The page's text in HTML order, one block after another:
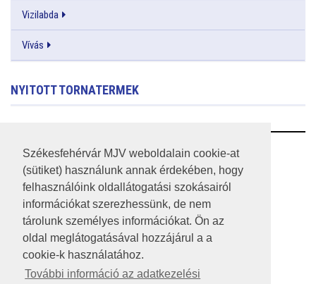
Székesfehérvár MJV weboldalain cookie-at
(sütiket) használunk annak érdekében, hogy
felhasználóink oldallátogatási szokásairól
információkat szerezhessünk, de nem
tárolunk személyes információkat. Ön az
oldal meglátogatásával hozzájárul a a
cookie-k használatához.
További információ az adatkezelési
Vizilabda
Vívás
NYITOTT TORNATERMEK
RSS
A HONLAP 2017.03.31-I ÁLLAPOTA
JOGI NYILATKOZAT
IMPRESSZUM